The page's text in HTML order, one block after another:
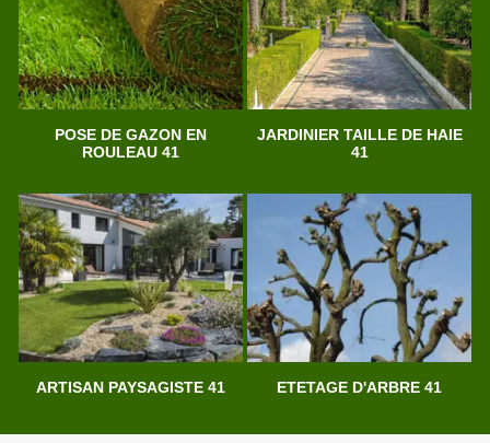
POSE DE GAZON EN
ROULEAU 41
JARDINIER TAILLE DE HAIE
41
ARTISAN PAYSAGISTE 41 ETETAGE D'ARBRE 41